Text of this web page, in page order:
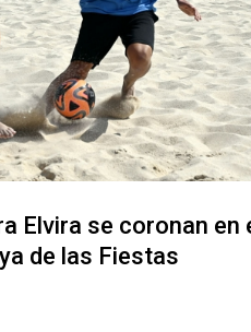
Elvira se coronan en
de las Fiestas